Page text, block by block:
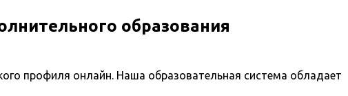
образования
профиля онлайн. Наша образовательная система обладает